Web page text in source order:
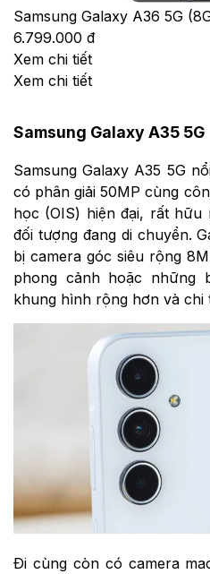
Samsung Galaxy A36 5G
6.799.000 đ
Xem chi tiết
Xem chi tiết
Samsung Galaxy A35 5G
Samsung Galaxy A35 5G
có phân giải 50MP cùng
học (OIS) hiện đại, rất
đối tượng đang di chuyển.
bị camera góc siêu rộng
phong cảnh hoặc những
khung hình rộng hơn và chi
Đi cùng còn có camera